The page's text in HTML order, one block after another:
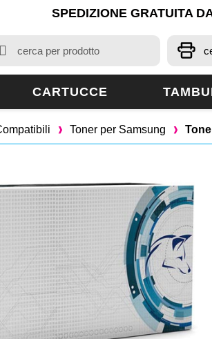
SPEDIZIONE GRATUITA
CARTUCCE
Toner per Samsung